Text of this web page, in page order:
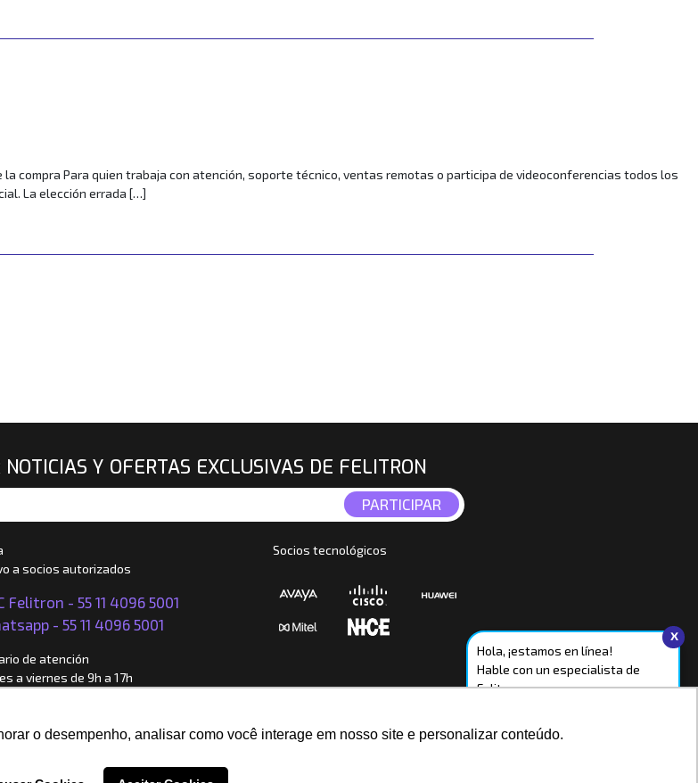
o desempenho, analisar como você interage em nosso site e personalizar conteúdo.
la compra Para quien trabaja con atención, soporte técnico, ventas remotas o participa de videoconferencias todos los
La elección errada […]
Y OFERTAS EXCLUSIVAS DE FELITRON
a socios autorizados
Felitron - 55 11 4096 5001
- 55 11 4096 5001
de atención
a viernes de 9h a 17h
Enxovia, 472 - Conj. 1115
04711-030 - São Paulo - SP
Socios tecnológicos
x
Hola, ¡estamos en línea!
Hable con un especialista de
Felitron.